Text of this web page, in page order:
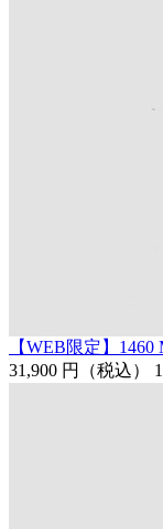
【WEB限定】
31,900 円
（税込）